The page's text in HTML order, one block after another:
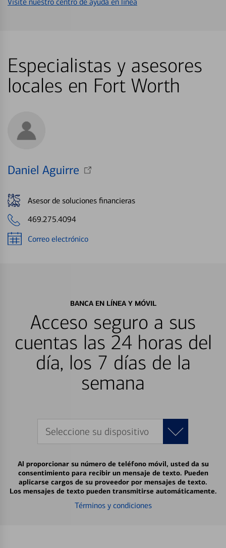
Especialistas y asesores
locales en Fort Worth
Daniel Aguirre
Asesor de soluciones financieras
469.275.4094
Correo electrónico
BANCA EN LÍNEA Y MÓVIL
Acceso seguro a sus
cuentas las 24 horas del
día, los 7 días de la
semana
Seleccione su dispositivo
Al proporcionar su número de teléfono móvil, usted da su
consentimiento para recibir un mensaje de texto. Pueden
aplicarse cargos de su proveedor por mensajes de texto.
Los mensajes de texto pueden transmitirse automáticamente.
Términos y condiciones